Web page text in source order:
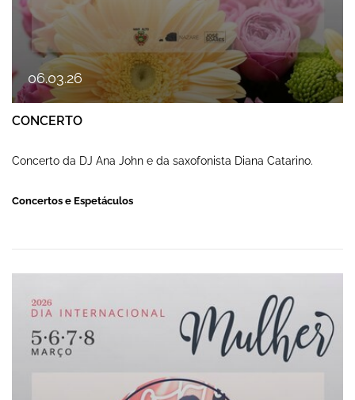
06.03.26
CONCERTO
Concerto da DJ Ana John e da saxofonista Diana Catarino.
Concertos e Espetáculos